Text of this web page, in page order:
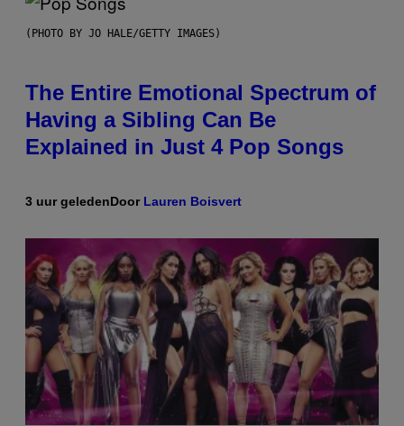
(PHOTO BY JO HALE/GETTY IMAGES)
The Entire Emotional Spectrum of
Having a Sibling Can Be
Explained in Just 4 Pop Songs
3 uur geledenDoor Lauren Boisvert